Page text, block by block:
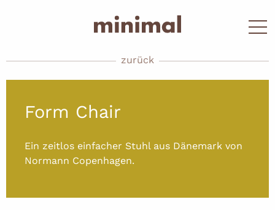
zurück
Form Chair
Ein zeitlos einfacher Stuhl aus Dänemark von
Normann Copenhagen.